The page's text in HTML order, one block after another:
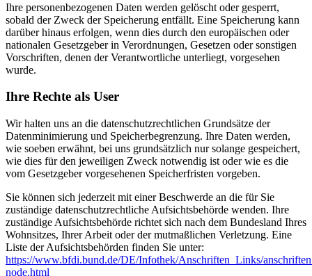
Ihre personenbezogenen Daten werden gelöscht oder gesperrt,
sobald der Zweck der Speicherung entfällt. Eine Speicherung kann
darüber hinaus erfolgen, wenn dies durch den europäischen oder
nationalen Gesetzgeber in Verordnungen, Gesetzen oder sonstigen
Vorschriften, denen der Verantwortliche unterliegt, vorgesehen
wurde.
Ihre Rechte als User
Wir halten uns an die datenschutzrechtlichen Grundsätze der
Datenminimierung und Speicherbegrenzung. Ihre Daten werden,
wie soeben erwähnt, bei uns grundsätzlich nur solange gespeichert,
wie dies für den jeweiligen Zweck notwendig ist oder wie es die
vom Gesetzgeber vorgesehenen Speicherfristen vorgeben.
Sie können sich jederzeit mit einer Beschwerde an die für Sie
zuständige datenschutzrechtliche Aufsichtsbehörde wenden. Ihre
zuständige Aufsichtsbehörde richtet sich nach dem Bundesland Ihres
Wohnsitzes, Ihrer Arbeit oder der mutmaßlichen Verletzung. Eine
Liste der Aufsichtsbehörden finden Sie unter:
https://www.bfdi.bund.de/DE/Infothek/Anschriften_Links/
node.html